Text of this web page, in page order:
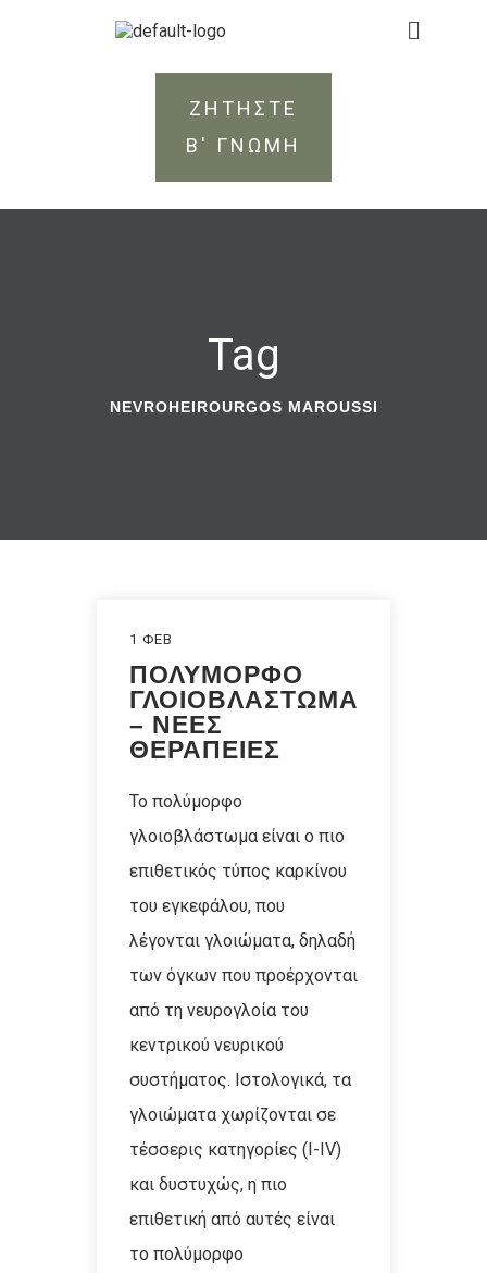
ΖΗΤΗΣΤΕ
Β' ΓΝΩΜΗ
Tag
NEVROHEIROURGOS MAROUSSI
1 ΦΕΒ
ΠΟΛΥΜΟΡΦΟ
ΓΛΟΙΟΒΛΑΣΤΩΜΑ
– ΝΕΕΣ
ΘΕΡΑΠΕΙΕΣ
To πολύμορφο
γλοιοβλάστωμα είναι ο πιο
επιθετικός τύπος καρκίνου
του εγκεφάλου, που
λέγονται γλοιώματα, δηλαδή
των όγκων που προέρχονται
από τη νευρογλοία του
κεντρικού νευρικού
συστήματος. Ιστολογικά, τα
γλοιώματα χωρίζονται σε
τέσσερις κατηγορίες (Ι-ΙV)
και δυστυχώς, η πιο
επιθετική από αυτές είναι
το πολύμορφο